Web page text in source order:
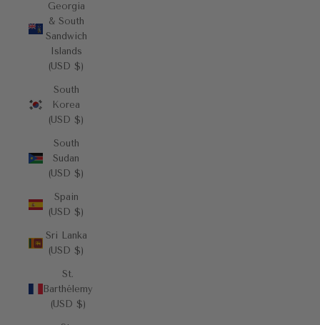
Georgia
& South
Sandwich
Islands
(USD $)
South
Korea
(USD $)
South
Sudan
(USD $)
Spain
(USD $)
Sri Lanka
(USD $)
St.
Barthélemy
(USD $)